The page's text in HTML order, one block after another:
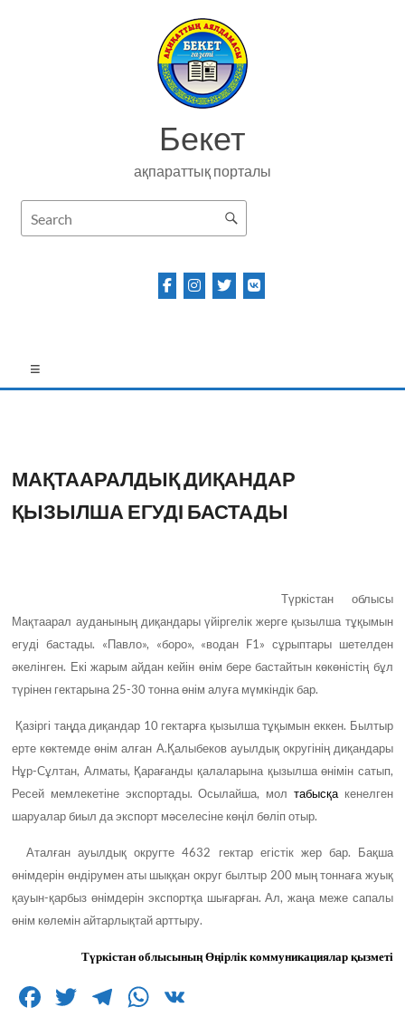
Бекет
ақпараттық порталы
МАҚТААРАЛДЫҚ ДИҚАНДАР
ҚЫЗЫЛША ЕГУДІ БАСТАДЫ
Түркістан облысы
Мақтаарал ауданының диқандары үйіргелік жерге қызылша тұқымын
егуді бастады. «Павло», «боро», «водан F1» сұрыптары шетелден
әкелінген. Екі жарым айдан кейін өнім бере бастайтын көкөністің бұл
түрінен гектарына 25-30 тонна өнім алуға мүмкіндік бар.
Қазіргі таңда диқандар 10 гектарға қызылша тұқымын еккен. Былтыр
ерте көктемде өнім алған А.Қалыбеков ауылдық округінің диқандары
Нұр-Сұлтан, Алматы, Қарағанды қалаларына қызылша өнімін сатып,
Ресей мемлекетіне экспортады. Осылайша, мол табысқакенелген
шаруалар биыл да экспорт мәселесіне көңіл бөліп отыр.
Аталған ауылдық округте 4632 гектар егістік жер бар. Бақша
өнімдерін өндірумен аты шыққан округ былтыр 200 мың тоннаға жуық
қауын-қарбыз өнімдерін экспортқа шығарған. Ал, жаңа меже сапалы
өнім көлемін айтарлықтай арттыру.
Түркістан облысының Өңірліккоммуникациялар қызметі
F
T
T
W